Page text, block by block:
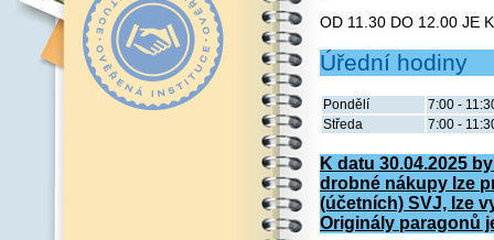
OD 11.30 DO 12.00 JE
Úřední hodiny
Pondělí
7:00 -
Středa
7:00 -
K datu 30.04.2025
drobné nákupy lze
(účetních) SVJ, lze
Originály paragonů